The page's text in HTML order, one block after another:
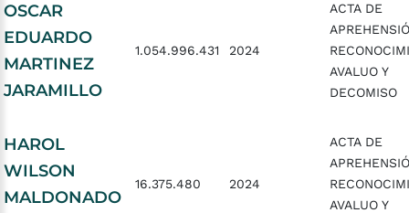
OSCAR
EDUARDO
MARTINEZ
JARAMILLO
1.054.996.431 2024
ACTA DE
AVALUO Y
DECOMISO
HAROL
WILSON
MALDONADO
16.375.480 2024
ACTA DE
AVALUO Y